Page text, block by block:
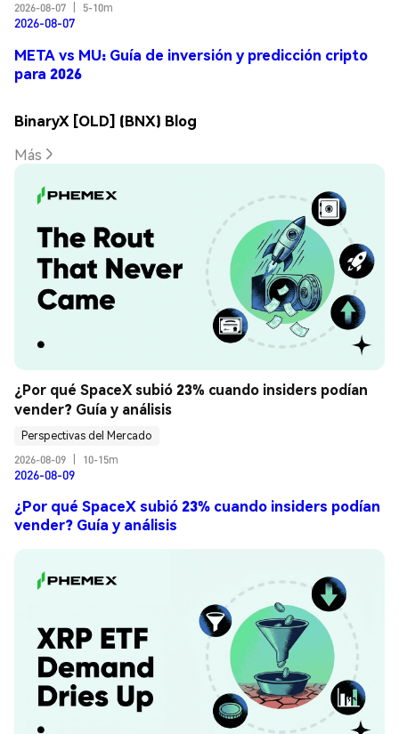
2026-08-07
5-10m
2026-08-07
META vs MU: Guía de inversión y predicción cripto
para 2026
BinaryX [OLD] (BNX) Blog
Más
¿Por qué SpaceX subió 23% cuando insiders podían
vender? Guía y análisis
Perspectivas del Mercado
2026-08-09
10-15m
2026-08-09
¿Por qué SpaceX subió 23% cuando insiders podían
vender? Guía y análisis